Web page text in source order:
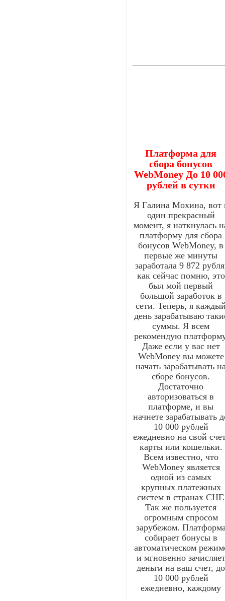
Платформа для
сбора бонусов
WebMoney До 10
рублей в сутки
Я Галина Мохина, вот
один прекрасный
момент, я наткнулась
платформу для сбора
бонусов WebMoney, в
первые же минуты
заработала 9 872
как сейчас помню, это
был мой первый
большой заработок в
сети. Теперь, я
день зарабатываю
суммы. Я всем
рекомендую
Даже если у вас нет
WebMoney вы можете
начать зарабатывать
сборе бонусов.
Достаточно
авторизоваться в
платформе, и вы
начнете зарабатывать
10 000 рублей
ежедневно на свой
карты или кошельки.
Всем известно, что
WebMoney является
одной из самых
крупных платежных
систем в странах СНГ.
Так же пользуется
огромным спросом
зарубежом.
собирает бонусы в
автоматическом
и мгновенно зачисляет
деньги на ваш счет, до
10 000 рублей
ежедневно, каждому